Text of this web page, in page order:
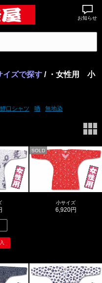
お知らせ
イズで探す / ・女性用 小
口シャツ 晒 無地染
SOLD
小サイズ
6,920円